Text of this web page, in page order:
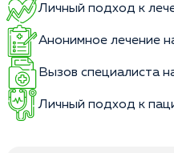
Личный подход к
Анонимное лечение
Вызов специалиста
Личный подход к